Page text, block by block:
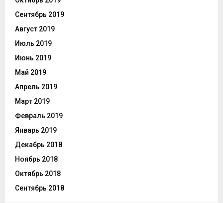
Сентябрь 2019
Август 2019
Июль 2019
Июнь 2019
Май 2019
Апрель 2019
Март 2019
Февраль 2019
Январь 2019
Декабрь 2018
Ноябрь 2018
Октябрь 2018
Сентябрь 2018